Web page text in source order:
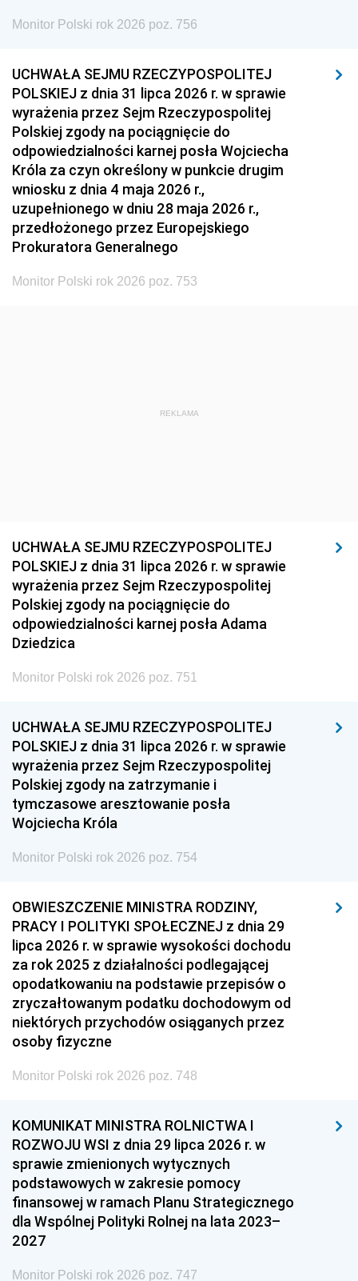
Monitor Polski rok 2026 poz. 756
UCHWAŁA SEJMU RZECZYPOSPOLITEJ
POLSKIEJ z dnia 31 lipca 2026 r. w sprawie
wyrażenia przez Sejm Rzeczypospolitej
Polskiej zgody na pociągnięcie do
odpowiedzialności karnej posła Wojciecha
Króla za czyn określony w punkcie drugim
wniosku z dnia 4 maja 2026 r.,
uzupełnionego w dniu 28 maja 2026 r.,
przedłożonego przez Europejskiego
Prokuratora Generalnego
Monitor Polski rok 2026 poz. 753
REKLAMA
UCHWAŁA SEJMU RZECZYPOSPOLITEJ
POLSKIEJ z dnia 31 lipca 2026 r. w sprawie
wyrażenia przez Sejm Rzeczypospolitej
Polskiej zgody na pociągnięcie do
odpowiedzialności karnej posła Adama
Dziedzica
Monitor Polski rok 2026 poz. 751
UCHWAŁA SEJMU RZECZYPOSPOLITEJ
POLSKIEJ z dnia 31 lipca 2026 r. w sprawie
wyrażenia przez Sejm Rzeczypospolitej
Polskiej zgody na zatrzymanie i
tymczasowe aresztowanie posła
Wojciecha Króla
Monitor Polski rok 2026 poz. 754
OBWIESZCZENIE MINISTRA RODZINY,
PRACY I POLITYKI SPOŁECZNEJ z dnia 29
lipca 2026 r. w sprawie wysokości dochodu
za rok 2025 z działalności podlegającej
opodatkowaniu na podstawie przepisów o
zryczałtowanym podatku dochodowym od
niektórych przychodów osiąganych przez
osoby fizyczne
Monitor Polski rok 2026 poz. 748
KOMUNIKAT MINISTRA ROLNICTWA I
ROZWOJU WSI z dnia 29 lipca 2026 r. w
sprawie zmienionych wytycznych
podstawowych w zakresie pomocy
finansowej w ramach Planu Strategicznego
dla Wspólnej Polityki Rolnej na lata 2023–
2027
Monitor Polski rok 2026 poz. 747